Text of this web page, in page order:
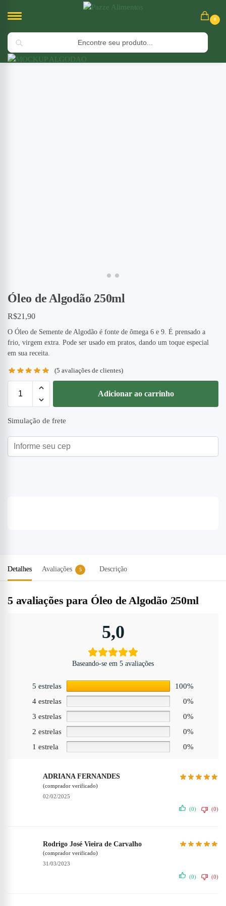
Pesquisar
0
Início Óleos Prensados à Frio / Óleo de Algodão 250ml
Óleo de Algodão 250ml
R$21,90
O Óleo de Semente de Algodão é fonte de ômega 6 e 9. É prensado a
frio, virgem extra. Pode ser usado em pratos, dando um toque especial
em sua receita.
(5 avaliações de clientes)
Adicionar ao carrinho
Simulação de frete
Detalhes Avaliações 5 Descrição
5 avaliações para Óleo de Algodão 250ml
5,0
Baseando-se em 5 avaliações
5 estrelas
100%
4 estrelas
0%
3 estrelas
0%
2 estrelas
0%
1 estrela
0%
ADRIANA FERNANDES
(comprador verificado)
02/02/2025
(0) (0)
Rodrigo José Vieira de Carvalho
(comprador verificado)
31/03/2023
(0) (0)